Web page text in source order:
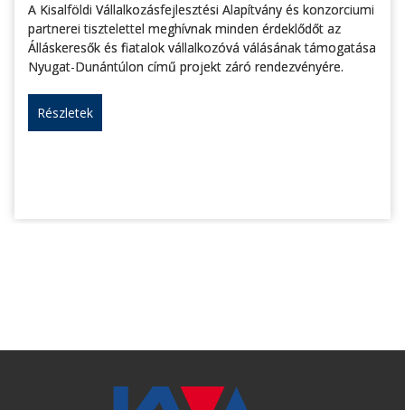
A Kisalföldi Vállalkozásfejlesztési Alapítvány és konzorciumi
partnerei tisztelettel meghívnak minden érdeklődőt az
Álláskeresők és fiatalok vállalkozóvá válásának támogatása
Nyugat-Dunántúlon című projekt záró rendezvényére.
Részletek